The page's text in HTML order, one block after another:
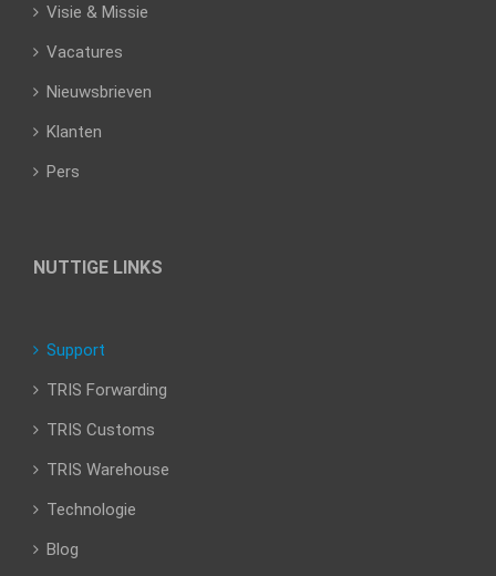
Visie & Missie
Vacatures
Nieuwsbrieven
Klanten
Pers
NUTTIGE LINKS
Support
TRIS Forwarding
TRIS Customs
TRIS Warehouse
Technologie
Blog